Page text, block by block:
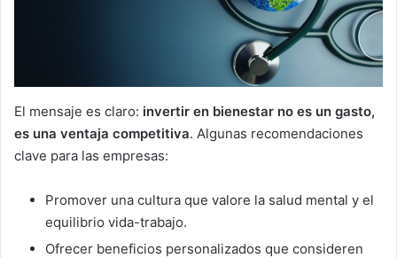
El mensaje es claro: invertir en bienestar no es un gasto,
es una ventaja competitiva. Algunas recomendaciones
clave para las empresas:
Promover una cultura que valore la salud mental y el
equilibrio vida-trabajo.
Ofrecer beneficios personalizados que consideren